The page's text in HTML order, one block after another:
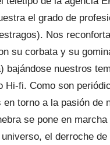
el grado de
Nos
su corbata y su
bajándose nuestros
Hi-fi. Como son
torno a la pasión de
se pone en
el derroche